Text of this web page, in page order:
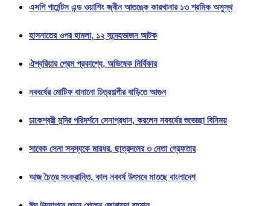
এসপি গার্মেন্টস এন্ড ওয়াশিং জ্বীন আতঙ্কে কারখানার ১৩ শ্রমিক অসুস্থ
হাসনাতের ওপর হামলা, ১২ সন্দেহভাজন আটক
ঐশ্বরিয়ার প্রেম প্রকাশ্যে, অভিষেক নির্বিকার
নববর্ষের মোটিফ বানানো চিত্রশল্পীর বাড়িতে আগুন
ঢাকেশ্বরী মন্দির পরিদর্শনে সেনাপ্রধান, করলেন নববর্ষের শুভেচ্ছা বিনিময়
সাবেক সেনা সদস্যকে মারধর, ছাত্রদলের ৩ নেতা গ্রেফতার
আজ চৈত্র সংক্রান্তি, কাল নববর্ষ উৎসবে মাতছে বাংলাদেশ